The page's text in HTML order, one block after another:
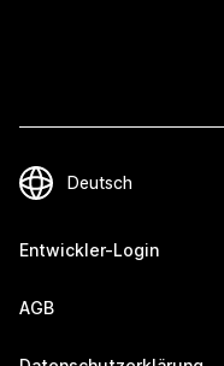
Entwickler-Login
AGB